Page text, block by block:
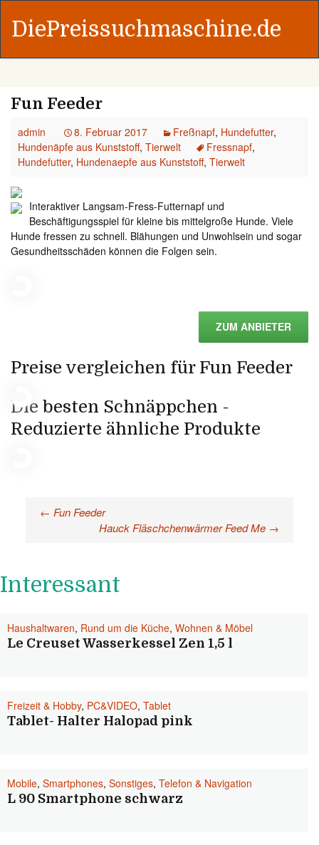
DiePreissuchmaschine.de
Fun Feeder
admin 8. Februar 2017 Freßnapf, Hundefutter,
Hundenäpfe aus Kunststoff, Tierwelt Fressnapf,
Hundefutter, Hundenaepfe aus Kunststoff, Tierwelt
Interaktiver Langsam-Fress-Futternapf und
Beschäftigungsspiel für kleine bis mittelgroße Hunde. Viele
Hunde fressen zu schnell. Blähungen und Unwohlsein und sogar
Gesundheitsschäden können die Folgen sein.
ZUM ANBIETER
Preise vergleichen für Fun Feeder
Die besten Schnäppchen -
Reduzierte ähnliche Produkte
Beitragsnavigation
← Fun Feeder
Hauck Fläschchenwärmer Feed Me →
Interessant
Haushaltwaren, Rund um die Küche, Wohnen & Möbel
Le Creuset Wasserkessel Zen 1,5 l
Freizeit & Hobby, PC&VIDEO, Tablet
Tablet- Halter Halopad pink
Mobile, Smartphones, Sonstiges, Telefon & Navigation
L 90 Smartphone schwarz